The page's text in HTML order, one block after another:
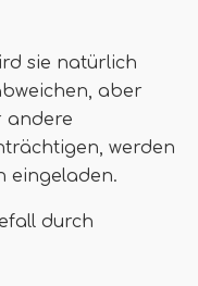
sie natürlich
aber
andere
werden
eingeladen.
durch